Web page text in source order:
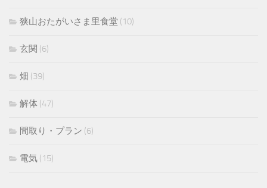
狭山おたがいさま里食堂 (10)
玄関 (6)
畑 (39)
解体 (47)
間取り・プラン (6)
電気 (15)